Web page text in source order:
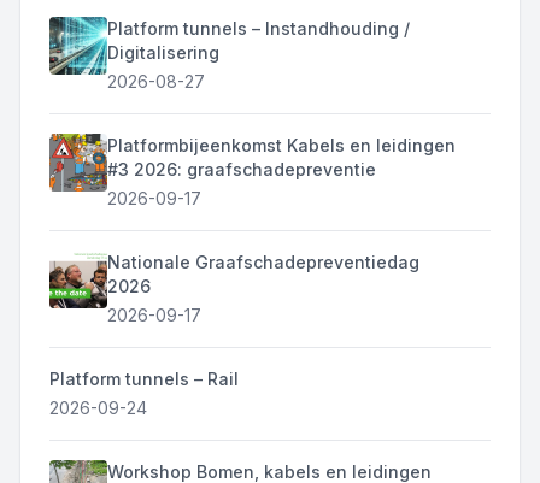
Platform tunnels – Instandhouding /
Digitalisering
2026-08-27
Platformbijeenkomst Kabels en leidingen
#3 2026: graafschadepreventie
2026-09-17
Nationale Graafschadepreventiedag
2026
2026-09-17
Platform tunnels – Rail
2026-09-24
Workshop Bomen, kabels en leidingen